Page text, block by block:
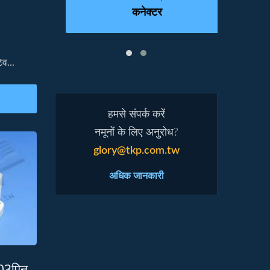
कनेक्टर
हमसे संपर्क करें
नमूनों के लिए अनुरोध?
glory@tkp.com.tw
अधिक जानकारी